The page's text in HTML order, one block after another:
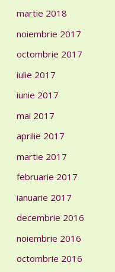
martie 2018
noiembrie 2017
octombrie 2017
iulie 2017
iunie 2017
mai 2017
aprilie 2017
martie 2017
februarie 2017
ianuarie 2017
decembrie 2016
noiembrie 2016
octombrie 2016